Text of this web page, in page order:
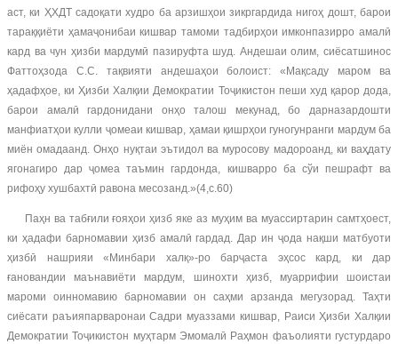
аст, ки ҲХДТ садоқати худро ба арзишҳои зикргардида нигоҳ дошт, барои
тараққиёти ҳамаҷонибаи кишвар тамоми тадбирҳои имконпазирро амалӣ
кард ва чун ҳизби мардумӣ пазируфта шуд. Андешаи олим, сиёсатшинос
Фаттоҳзода С.С. тақвияти андешаҳои болоист: «Мақсаду маром ва
ҳадафҳое, ки Ҳизби Халқии Демократии Тоҷикистон пеши худ қарор дода,
барои амалӣ гардонидани онҳо талош мекунад, бо дарназардошти
манфиатҳои кулли ҷомеаи кишвар, ҳамаи қишрҳои гуногунранги мардум ба
миён омадаанд. Онҳо нуқтаи эътидол ва муросову мадороанд, ки ваҳдату
ягонагиро дар ҷомеа таъмин гардонда, кишварро ба сўи пешрафт ва
рифоҳу хушбахтӣ равона месозанд.»(4,с.60)
Паҳн ва табғили ғояҳои ҳизб яке аз муҳим ва муассиртарин самтҳоест,
ки ҳадафи барномавии ҳизб амалӣ гардад. Дар ин ҷода нақши матбуоти
ҳизбӣ нашрияи «Минбари халқ»-ро барҷаста эҳсос кард, ки дар
ғановандии маънавиёти мардум, шинохти ҳизб, муаррифии шоистаи
мароми оинномавию барномавии он саҳми арзанда мегузорад. Таҳти
сиёсати раъияпарваронаи Садри муаззами кишвар, Раиси Ҳизби Халқии
Демократии Тоҷикистон муҳтарм Эмомалӣ Раҳмон фаъолияти густурдаро